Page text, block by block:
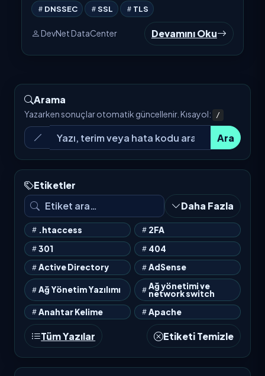
DNSSEC SSL TLS
DevNet DataCenter Devamını Oku
Arama
Yazarken sonuçlar otomatik güncellenir. Kısayol: /
Ara
Etiketler
Daha Fazla
.htaccess
2FA
301
404
Active Directory
AdSense
Ağ Yönetim Yazılımı Ağ yönetimi ve
network switch
Anahtar Kelime
Apache
Tüm Yazılar Etiketi Temizle